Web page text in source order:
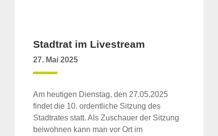
Stadtrat im Livestream
27. Mai 2025
Am heutigen Dienstag, den 27.05.2025
findet die 10. ordentliche Sitzung des
Stadtrates statt. Als Zuschauer der Sitzung
beiwohnen kann man vor Ort im